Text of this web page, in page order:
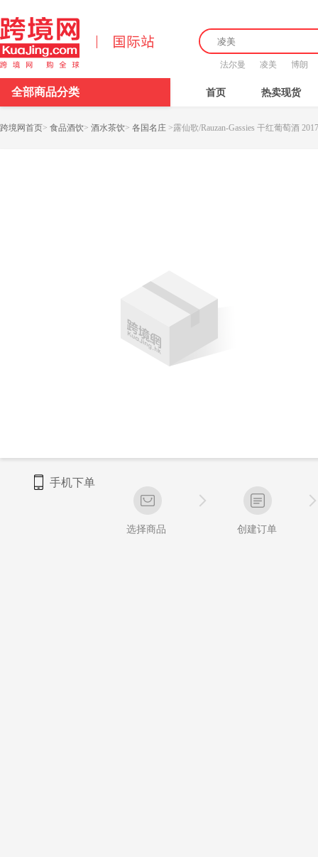
法尔曼 凌美 博朗
全部商品分类 首页 热卖现货
跨境网首页> 食品酒饮> 酒水茶饮> 各国名庄 >露仙歌/Rauzan-Gassies 干红葡萄酒
手机下单
选择商品 创建订单